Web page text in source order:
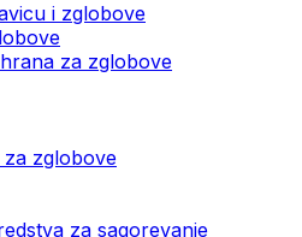
i zglobove
za zglobove
za zglobove
za sagorevanje